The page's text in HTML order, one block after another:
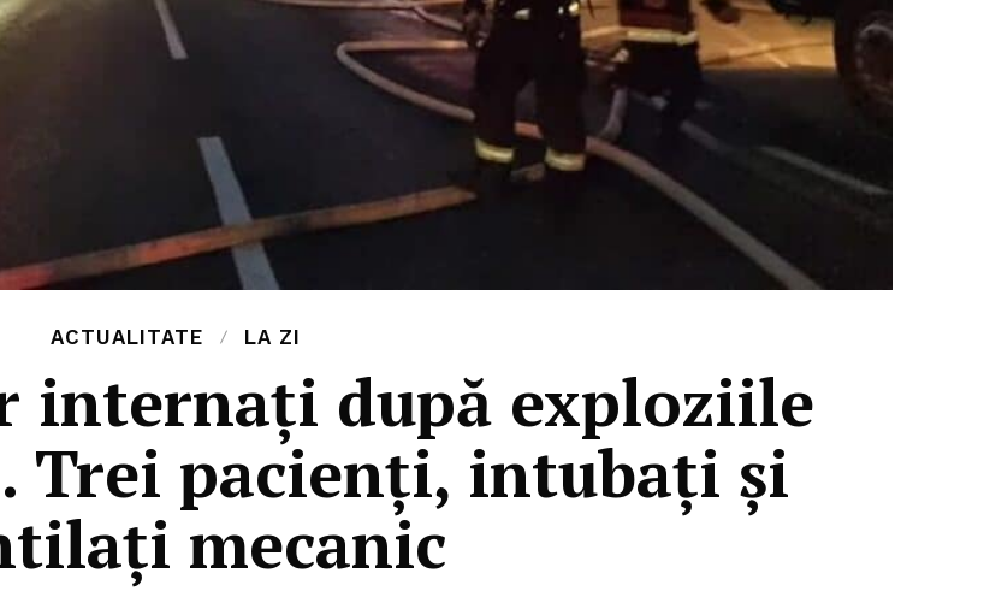
ACTUALITATE LA ZI
internați după exploziile
Trei pacienţi, intubaţi şi
mecanic